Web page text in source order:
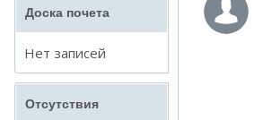
Доска почета
Нет записей
Отсутствия